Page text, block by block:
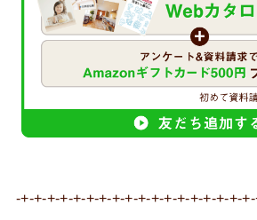
-+-+-+-+-+-+-+-+-+-+-+-+-+-+-+-+-+-